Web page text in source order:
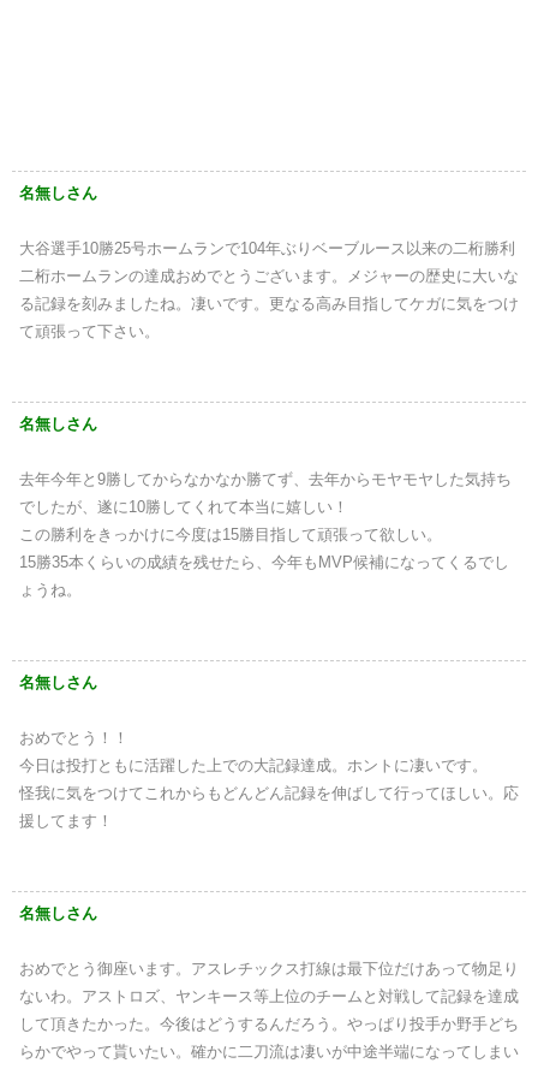
名無しさん
大谷選手10勝25号ホームランで104年ぶりベーブルース以来の二桁勝利
二桁ホームランの達成おめでとうございます。メジャーの歴史に大いな
る記録を刻みましたね。凄いです。更なる高み目指してケガに気をつけ
て頑張って下さい。
名無しさん
去年今年と9勝してからなかなか勝てず、去年からモヤモヤした気持ち
でしたが、遂に10勝してくれて本当に嬉しい！
この勝利をきっかけに今度は15勝目指して頑張って欲しい。
15勝35本くらいの成績を残せたら、今年もMVP候補になってくるでし
ょうね。
名無しさん
おめでとう！！
今日は投打ともに活躍した上での大記録達成。ホントに凄いです。
怪我に気をつけてこれからもどんどん記録を伸ばして行ってほしい。応
援してます！
名無しさん
おめでとう御座います。アスレチックス打線は最下位だけあって物足り
ないわ。アストロズ、ヤンキース等上位のチームと対戦して記録を達成
して頂きたかった。今後はどうするんだろう。やっぱり投手か野手どち
らかでやって貰いたい。確かに二刀流は凄いが中途半端になってしまい